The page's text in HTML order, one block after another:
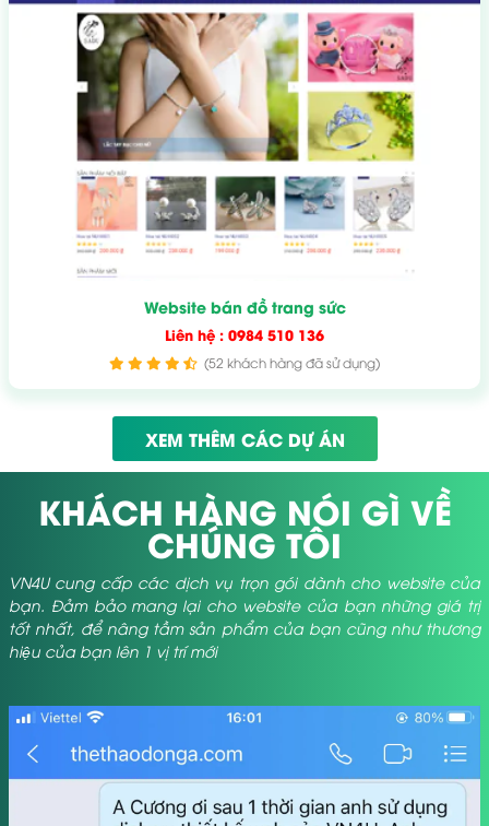
Website bán đồ trang sức
Liên hệ : 0984 510 136
(52 khách hàng đã sử dụng)
XEM THÊM CÁC DỰ ÁN
KHÁCH HÀNG NÓI GÌ VỀ
CHÚNG TÔI
VN4U cung cấp các dịch vụ trọn gói dành cho website của
bạn. Đảm bảo mang lại cho website của bạn những giá trị
tốt nhất, để nâng tầm sản phẩm của bạn cũng như thương
hiệu của bạn lên 1 vị trí mới